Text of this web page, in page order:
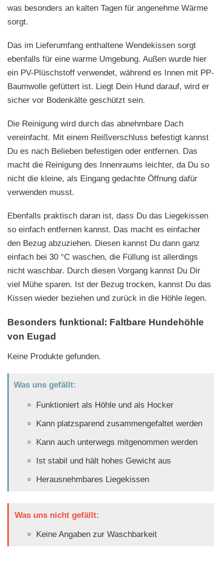
was besonders an kalten Tagen für angenehme Wärme
sorgt.
Das im Lieferumfang enthaltene Wendekissen sorgt
ebenfalls für eine warme Umgebung. Außen wurde hier
ein PV-Plüschstoff verwendet, während es Innen mit PP-
Baumwolle gefüttert ist. Liegt Dein Hund darauf, wird er
sicher vor Bodenkälte geschützt sein.
Die Reinigung wird durch das abnehmbare Dach
vereinfacht. Mit einem Reißverschluss befestigt kannst
Du es nach Belieben befestigen oder entfernen. Das
macht die Reinigung des Innenraums leichter, da Du so
nicht die kleine, als Eingang gedachte Öffnung dafür
verwenden musst.
Ebenfalls praktisch daran ist, dass Du das Liegekissen
so einfach entfernen kannst. Das macht es einfacher
den Bezug abzuziehen. Diesen kannst Du dann ganz
einfach bei 30 °C waschen, die Füllung ist allerdings
nicht waschbar. Durch diesen Vorgang kannst Du Dir
viel Mühe sparen. Ist der Bezug trocken, kannst Du das
Kissen wieder beziehen und zurück in die Höhle legen.
Besonders funktional: Faltbare Hundehöhle
von Eugad
Keine Produkte gefunden.
Was uns gefällt:
Funktioniert als Höhle und als Hocker
Kann platzsparend zusammengefaltet werden
Kann auch unterwegs mitgenommen werden
Ist stabil und hält hohes Gewicht aus
Herausnehmbares Liegekissen
Was uns nicht gefällt:
Keine Angaben zur Waschbarkeit